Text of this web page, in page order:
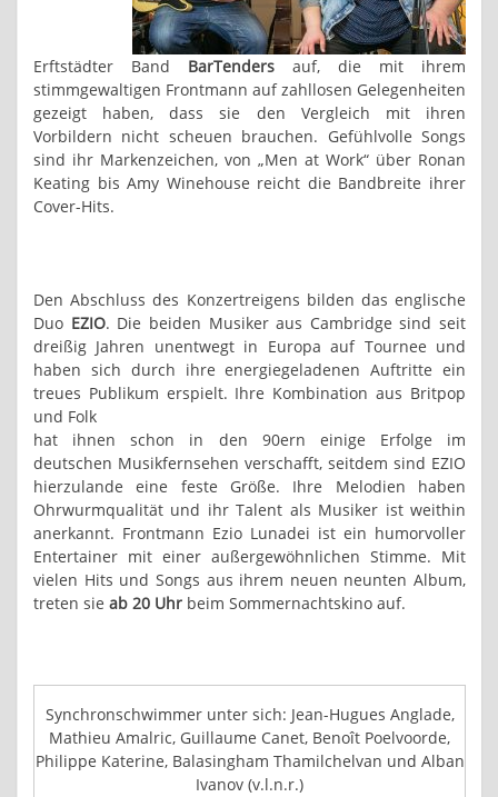
Erftstädter Band BarTenders auf, die mit ihrem
stimmgewaltigen Frontmann auf zahllosen Gelegenheiten
gezeigt haben, dass sie den Vergleich mit ihren
Vorbildern nicht scheuen brauchen. Gefühlvolle Songs
sind ihr Markenzeichen, von „Men at Work“ über Ronan
Keating bis Amy Winehouse reicht die Bandbreite ihrer
Cover-Hits.
Den Abschluss des Konzertreigens bilden das englische
Duo EZIO. Die beiden Musiker aus Cambridge sind seit
dreißig Jahren unentwegt in Europa auf Tournee und
haben sich durch ihre energiegeladenen Auftritte ein
treues Publikum erspielt. Ihre Kombination aus Britpop
und Folk
hat ihnen schon in den 90ern einige Erfolge im
deutschen Musikfernsehen verschafft, seitdem sind EZIO
hierzulande eine feste Größe. Ihre Melodien haben
Ohrwurmqualität und ihr Talent als Musiker ist weithin
anerkannt. Frontmann Ezio Lunadei ist ein humorvoller
Entertainer mit einer außergewöhnlichen Stimme. Mit
vielen Hits und Songs aus ihrem neuen neunten Album,
treten sie ab 20 Uhr beim Sommernachtskino auf.
Synchronschwimmer unter sich: Jean-Hugues Anglade,
Mathieu Amalric, Guillaume Canet, Benoît Poelvoorde,
Philippe Katerine, Balasingham Thamilchelvan und Alban
Ivanov (v.l.n.r.)